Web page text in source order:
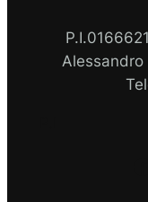
Alessandro